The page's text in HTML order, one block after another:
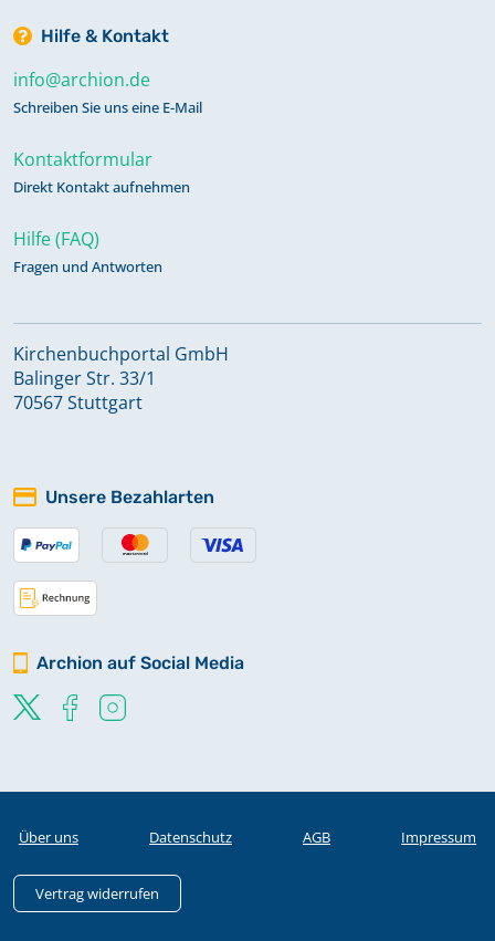
Hilfe & Kontakt
info@archion.de
Schreiben Sie uns eine E-Mail
Kontaktformular
Direkt Kontakt aufnehmen
Hilfe (FAQ)
Fragen und Antworten
Kirchenbuchportal GmbH
Balinger Str. 33/1
70567 Stuttgart
Unsere Bezahlarten
Archion auf Social Media
Über uns Datenschutz AGB Impressum
Vertrag widerrufen